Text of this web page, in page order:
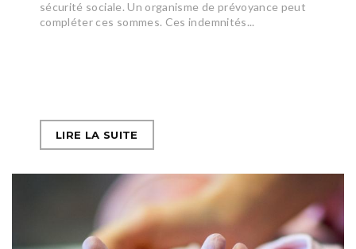
sécurité sociale. Un organisme de prévoyance peut
compléter ces sommes. Ces indemnités...
LIRE LA SUITE